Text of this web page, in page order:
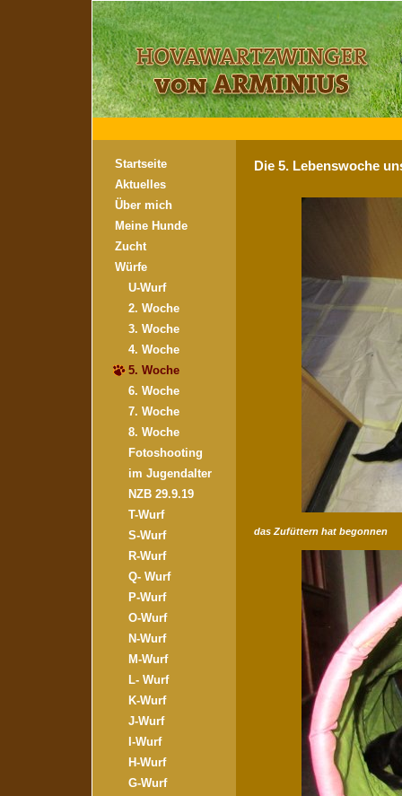
Startseite
Aktuelles
Über mich
Meine Hunde
Zucht
Würfe
U-Wurf
2. Woche
3. Woche
4. Woche
5. Woche
6. Woche
7. Woche
8. Woche
Fotoshooting
im Jugendalter
NZB 29.9.19
T-Wurf
S-Wurf
R-Wurf
Q- Wurf
P-Wurf
O-Wurf
N-Wurf
M-Wurf
L- Wurf
K-Wurf
J-Wurf
I-Wurf
H-Wurf
G-Wurf
Die 5. Lebenswoche
das Zufüttern hat begonnen